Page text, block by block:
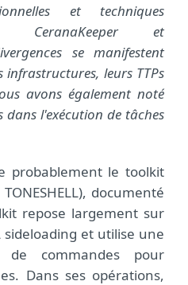
et techniques
CeranaKeeper et
se manifestent
leurs TTPs
avons également noté
dans l'exécution de tâches
probablement le toolkit
documenté
repose largement sur
sideloading et utilise une
de commandes pour
Dans ses opérations,